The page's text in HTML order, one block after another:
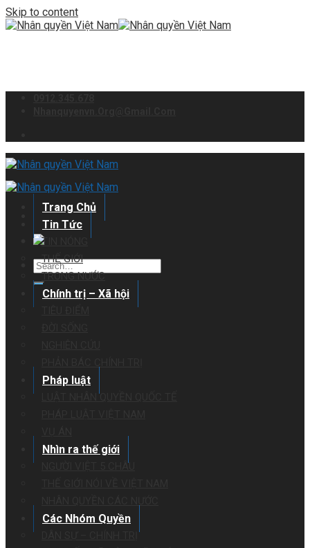
Skip to content
Trang Chủ
Tin Tức
TIN NÓNG
THẾ GIỚI
TRONG NƯỚC
Chính trị – Xã hội
Pháp luật
LUẬT NHÂN QUYỀN QUỐC TẾ
Nhìn ra thế giới
NGƯỜI VIỆT 5 CHÂU
Các Nhóm Quyền